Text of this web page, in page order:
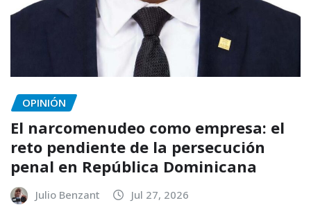
OPINIÓN
El narcomenudeo como empresa: el
reto pendiente de la persecución
penal en República Dominicana
Julio Benzant Jul 27, 2026